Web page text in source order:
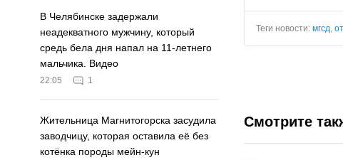
В Челябинске задержали
неадекватного мужчину, который
средь бела дня напал на 11-летнего
мальчика. Видео
22:05 1
Жительница Магнитогорска засудила
заводчицу, которая оставила её без
котёнка породы мейн-кун
Теги новости: мгсд
Смотрите